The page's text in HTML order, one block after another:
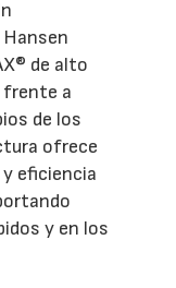
de alto
frente a
de los
ofrece
eficiencia
y en los